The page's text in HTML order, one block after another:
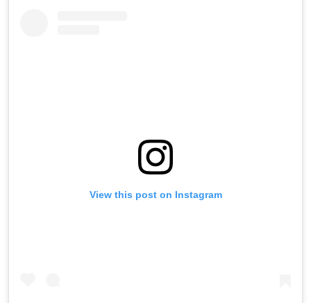
View this post on Instagram